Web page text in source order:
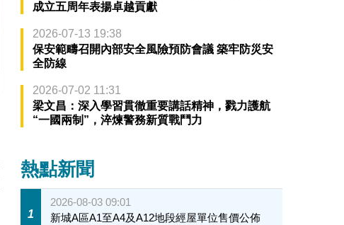
成立五周年表揚卓越貢獻
2026-07-13 19:38
保安範疇召開內部安全風險預防會議 築牢防災安
全防線
2026-07-02 11:31
梁文昌：深入學習貫徹重要講話精神，戮力護航
“一國兩制”，淬煉警務新質戰鬥力
熱點新聞
1
2026-08-03 09:01
新城A區A1至A4及A12地段經屋單位售價公佈